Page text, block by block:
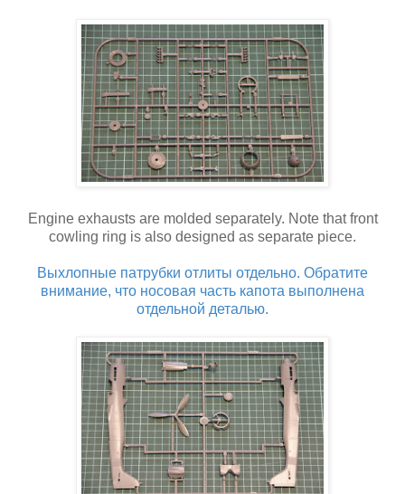
Engine exhausts are molded separately. Note that front
cowling ring is also designed as separate piece.
Выхлопные патрубки отлиты отдельно. Обратите
внимание, что носовая часть капота выполнена
отдельной деталью.